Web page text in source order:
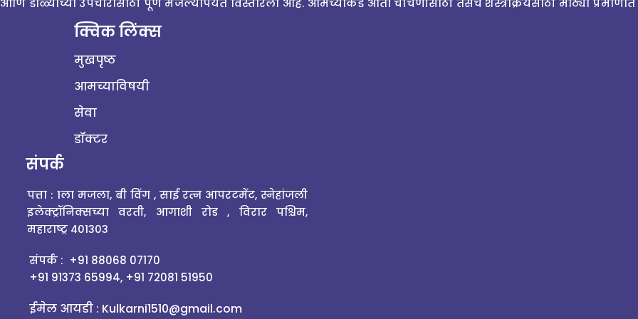
क्विक लिंक्स
मुखपृष्ठ
आमच्याविषयी
सेवा
डॉक्टर
संपर्क
पत्ता : 1ला मजला, बी विंग , साई रत्न आपरटमेंट, स्नेहांजली
इलेक्ट्रॉनिक्सच्या वरती, आगाशी रोड , विरार पश्चिम,
महाराष्ट्र 401303
संपर्क : +91 88068 07170
+91 91373 65994, +91 72081 51950
ईमेल आयडी : Kulkarni1510@gmail.com